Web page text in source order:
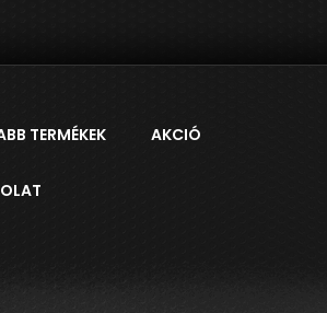
TERMÉKEK AKCIÓ